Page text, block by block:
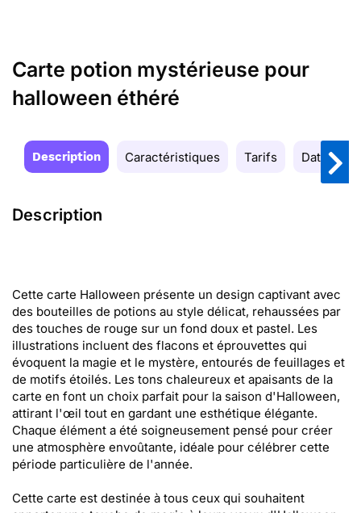
Carte potion mystérieuse pour
halloween éthéré
Description Caractéristiques Tarifs Date de
Description
Cette carte Halloween présente un design captivant avec
des bouteilles de potions au style délicat, rehaussées par
des touches de rouge sur un fond doux et pastel. Les
illustrations incluent des flacons et éprouvettes qui
évoquent la magie et le mystère, entourés de feuillages et
de motifs étoilés. Les tons chaleureux et apaisants de la
carte en font un choix parfait pour la saison d'Halloween,
attirant l'œil tout en gardant une esthétique élégante.
Chaque élément a été soigneusement pensé pour créer
une atmosphère envoûtante, idéale pour célébrer cette
période particulière de l'année.
Cette carte est destinée à tous ceux qui souhaitent